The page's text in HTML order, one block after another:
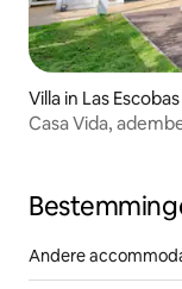
Villa in Las
Casa Vida,
Andere